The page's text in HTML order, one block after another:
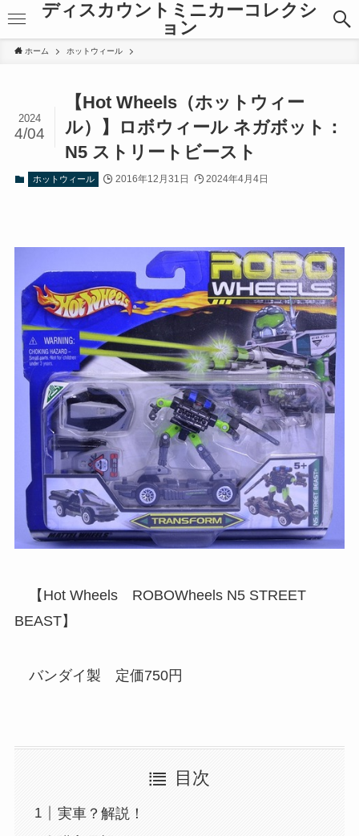
ディスカウントミニカーコレクシ
ョン
ホーム ホットウィール
【Hot Wheels（ホットウィー
ル）】ロボウィール ネガボット：
N5 ストリートビースト
2024
4/04
ホットウィール 2016年12月31日 2024年4月4日
【Hot Wheels ROBOWheels N5 STREET
BEAST】
バンダイ製 定価750円
目次
実車？解説！